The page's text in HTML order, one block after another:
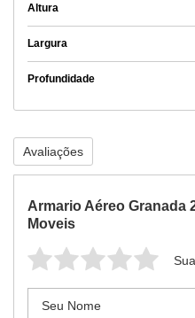
Altura
Largura
Profundidade
Avaliações
Armario Aéreo Granada
Moveis